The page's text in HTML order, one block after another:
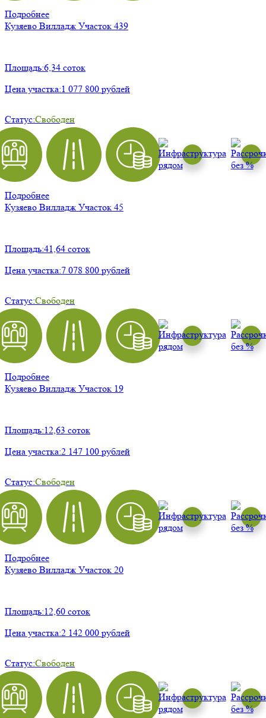
Подробнее
Кузяево Вилладж Участок 439
Площадь:6,34 соток
Цена участка:1 077 800 рублей
Статус:Свободен
Подробнее
Кузяево Вилладж Участок 45
Площадь:41,64 соток
Цена участка:7 078 800 рублей
Статус:Свободен
Подробнее
Кузяево Вилладж Участок 19
Площадь:12,63 соток
Цена участка:2 147 100 рублей
Статус:Свободен
Подробнее
Кузяево Вилладж Участок 20
Площадь:12,60 соток
Цена участка:2 142 000 рублей
Статус:Свободен